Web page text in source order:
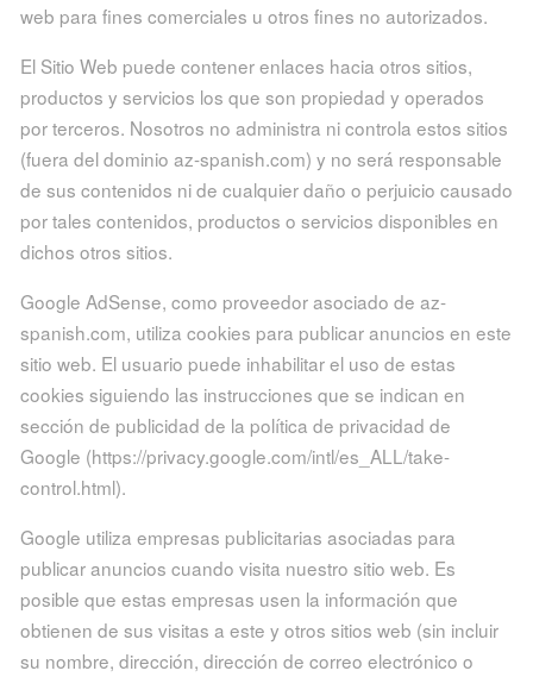
web para fines comerciales u otros fines no autorizados.
El Sitio Web puede contener enlaces hacia otros sitios,
productos y servicios los que son propiedad y operados
por terceros. Nosotros no administra ni controla estos sitios
(fuera del dominio az-spanish.com) y no será responsable
de sus contenidos ni de cualquier daño o perjuicio causado
por tales contenidos, productos o servicios disponibles en
dichos otros sitios.
Google AdSense, como proveedor asociado de az-
spanish.com, utiliza cookies para publicar anuncios en este
sitio web. El usuario puede inhabilitar el uso de estas
cookies siguiendo las instrucciones que se indican en
sección de publicidad de la política de privacidad de
Google (https://privacy.google.com/intl/es_ALL/take-
control.html).
Google utiliza empresas publicitarias asociadas para
publicar anuncios cuando visita nuestro sitio web. Es
posible que estas empresas usen la información que
obtienen de sus visitas a este y otros sitios web (sin incluir
su nombre, dirección, dirección de correo electrónico o